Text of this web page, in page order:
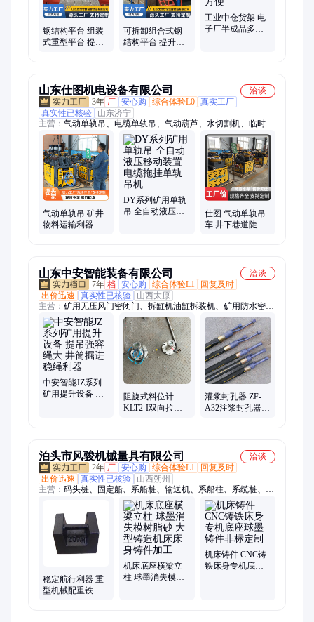
钢结构平台 组装
式重型平台 提升
可拆卸组合式钢
结构平台 提升仓
工业中仓货架 电
子厂半成品多层
山东仕图机电设备有限公司
洽谈
3年 厂 安心购 综合体验L0 真实工厂
真实性已核验
山东济宁
主营： 气动单轨吊、电缆单轨吊、气动葫芦、水切割机、临时支
护、锚索切割机、驱动轮、气动注液泵、轨道、气动单轨吊制动
系统
气动单轨吊 矿井
物料运输利器 节
DY系列矿用单轨
吊 全自动液压移
仕图 气动单轨吊
车 井下巷道陡
山东中安智能装备有限公司
洽谈
7年 档 安心购 综合体验L1
回复及时
出价迅速
真实性已核验
山西太原
主营： 矿用无压风门密闭门、拆缸机油缸拆装机、矿用防水密闭
门避难硐室门、矿用提升设备稳车、全百叶窗无压风门、气相色
谱仪、雾炮机、全自动顶空进样器、镀锌电缆挂钩、矿用防火栅
栏门、钻孔应力计、T 型钢带W钢带、矿用卡绳器、内燃双头螺
栓扳手、单体液压支柱拆柱机、电液推杆、斜井防跑车装置、矿
用平板车、氢气发生器、阀柱实验台、电动卷扬机、燃气分析
仪、空气发生器、机载临时支护装置、掘进机临时支护、拆缸机
中安智能JZ系列
矿用提升设备 提
阻旋式料位计
KLT2-I双向拉绳
灌浆封孔器 ZF-
A32注浆封孔器
泊头市风骏机械量具有限公司
洽谈
2年 厂 安心购 综合体验L1
回复及时
出价迅速
真实性已核验
山西朔州
主营： 码头桩、固定船、系船桩、输送机、系船柱、系缆桩、铸
铁码头、铸铁羊角、栓船桩子、铸铁系船钩、铸铁拴船墩、港口
栓船柱、鸭嘴型带缆桩、铸铁铸钢圆柱、防撞橡胶护舷、码头铸
铁缆绳桩、码头铸铁栓船桩、圆底方底栓船桩、方底铸铁带缆
桩、橡胶护舷防撞块、方底铸钢栓船柱
稳定航行利器 重
型机械配重铁提
机床底座横梁立
柱 球墨消失模树
机床铸件 CNC铸
铁床身专机底座